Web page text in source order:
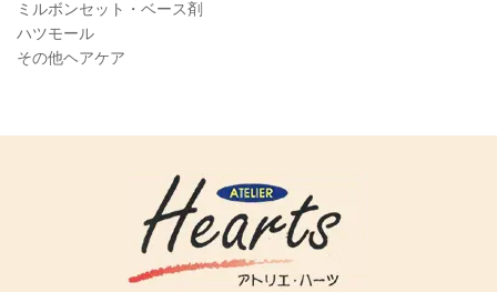
ミルボンセット・ベース剤
ハツモール
その他ヘアケア